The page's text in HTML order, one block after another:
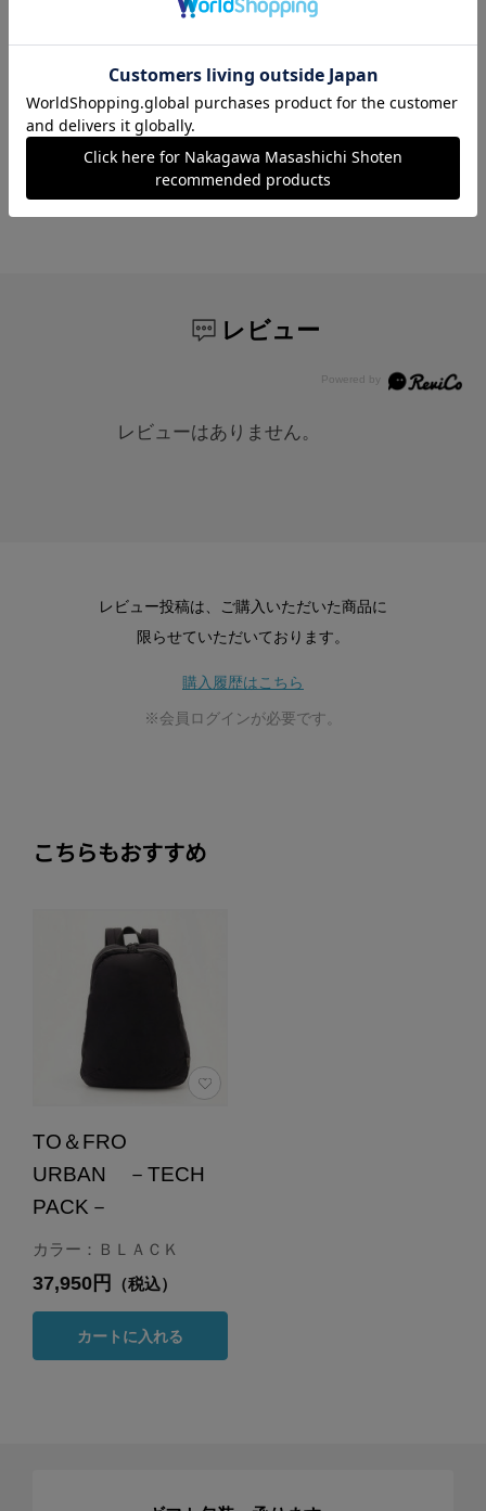
を兼ね備えたナイロン100%の3層透湿防水生地
ウェアに匹敵する圧倒的な撥水・防水・透湿性
を誇ります。激しい雨もしっかりと弾きなが
やアクティブに動く日でも常にドライで快適な
着心地をキープします。
レビュー
レビューはありません。
レビュー投稿は、ご購入いただいた商品に
限らせていただいております。
購入履歴はこちら
※会員ログインが必要です。
こちらもおすすめ
TO＆FRO
URBAN －TECH
PACK－
カラー：ＢＬＡＣＫ
37,950円 （税込）
カートに入れる